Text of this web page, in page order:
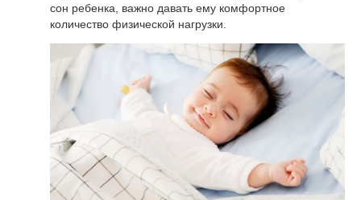
сон ребенка, важно давать ему комфортное
количество физической нагрузки.